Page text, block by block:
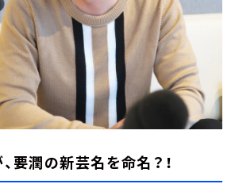
要潤の新芸名を命名？！